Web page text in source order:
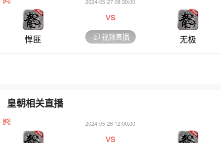
悍匪
vs
视频直播 无极
皇朝相关直播
2024-05-26 12:00:00
vs